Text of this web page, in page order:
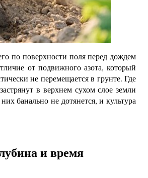
по поверхности поля перед дождем
от подвижного азота, который
не перемещается в грунте. Где
в верхнем сухом слое земли
банально не дотянется, и культура
и время